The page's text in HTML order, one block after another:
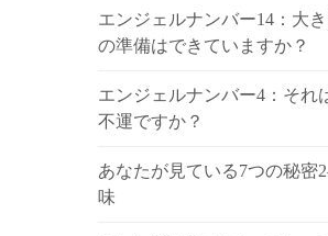
エンジェルナンバー14：大
の準備はできていますか？
エンジェルナンバー4：それ
不運ですか？
あなたが見ている7つの秘密
味